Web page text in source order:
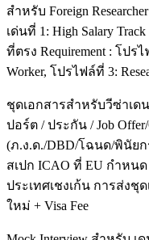
สำหรับ Foreign
เด่นที่ 1: High Salary
ที่ตรง Requirement : โปร
Worker, โปรไฟล์ที่ 3:
ชุดเอกสารสำหรับวีซ่าเด
ปอร์ต / ประกัน / Job
(ภ.ง.ด./DBD/โฉนด/พินัยก
สเปก ICAO ที่ EU กำหน
ประเทศเชงเก้น การส่งชุ
ใหม่ + Visa Fee